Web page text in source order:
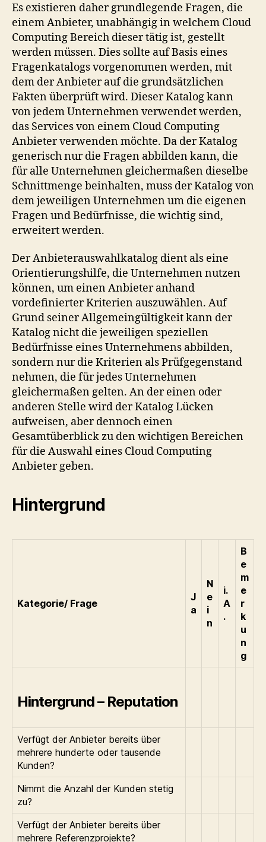
Es existieren daher grundlegende Fragen, die
einem Anbieter, unabhängig in welchem Cloud
Computing Bereich dieser tätig ist, gestellt
werden müssen. Dies sollte auf Basis eines
Fragenkatalogs vorgenommen werden, mit
dem der Anbieter auf die grundsätzlichen
Fakten überprüft wird. Dieser Katalog kann
von jedem Unternehmen verwendet werden,
das Services von einem Cloud Computing
Anbieter verwenden möchte. Da der Katalog
generisch nur die Fragen abbilden kann, die
für alle Unternehmen gleichermaßen dieselbe
Schnittmenge beinhalten, muss der Katalog von
dem jeweiligen Unternehmen um die eigenen
Fragen und Bedürfnisse, die wichtig sind,
erweitert werden.
Der Anbieterauswahlkatalog dient als eine
Orientierungshilfe, die Unternehmen nutzen
können, um einen Anbieter anhand
vordefinierter Kriterien auszuwählen. Auf
Grund seiner Allgemeingültigkeit kann der
Katalog nicht die jeweiligen speziellen
Bedürfnisse eines Unternehmens abbilden,
sondern nur die Kriterien als Prüfgegenstand
nehmen, die für jedes Unternehmen
gleichermaßen gelten. An der einen oder
anderen Stelle wird der Katalog Lücken
aufweisen, aber dennoch einen
Gesamtüberblick zu den wichtigen Bereichen
für die Auswahl eines Cloud Computing
Anbieter geben.
Hintergrund
Kategorie/ Frage
J
a
N
e
i
n
i.
A
.
B
e
m
e
r
k
u
n
g
Hintergrund – Reputation
Verfügt der Anbieter bereits über
mehrere hunderte oder tausende
Kunden?
Nimmt die Anzahl der Kunden stetig
zu?
Verfügt der Anbieter bereits über
mehrere Referenzprojekte?